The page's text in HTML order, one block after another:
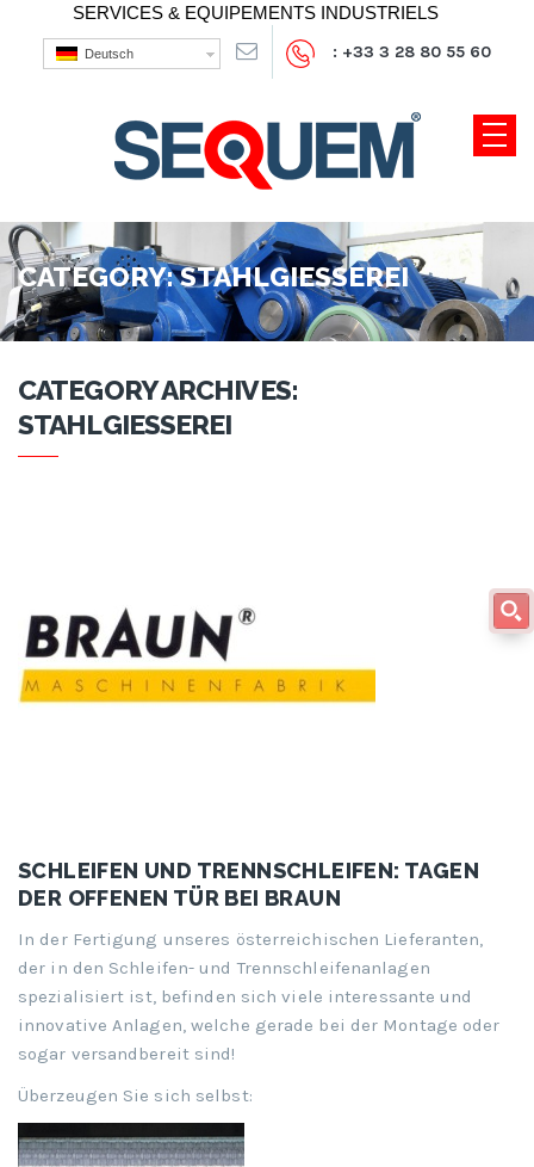
SERVICES & EQUIPEMENTS INDUSTRIELS
Deutsch : +33 3 28 80 55 60
CATEGORY:STAHLGIESSEREI
CATEGORY ARCHIVES:
STAHLGIESSEREI
SCHLEIFEN UND TRENNSCHLEIFEN: TAGEN
DER OFFENEN TÜR BEI BRAUN
In der Fertigung unseres österreichischen Lieferanten,
der in den Schleifen- und Trennschleifenanlagen
spezialisiert ist, befinden sich viele interessante und
innovative Anlagen, welche gerade bei der Montage oder
sogar versandbereit sind!
Überzeugen Sie sich selbst: